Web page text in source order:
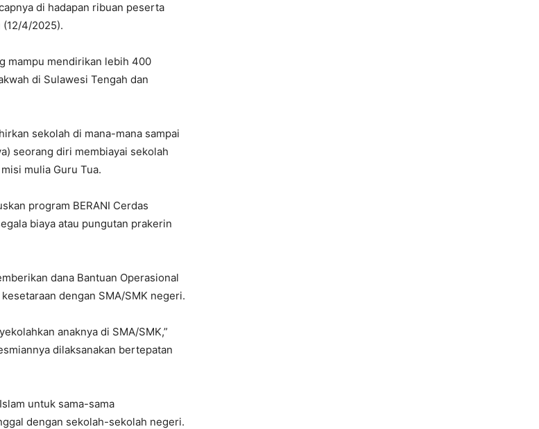
di hadapan ribuan peserta
(12/4/2025).
mampu mendirikan lebih 400
di Sulawesi Tengah dan
sekolah di mana-mana sampai
seorang diri membiayai sekolah
mulia Guru Tua.
program BERANI Cerdas
biaya atau pungutan prakerin
dana Bantuan Operasional
dengan SMA/SMK negeri.
anaknya di SMA/SMK,”
dilaksanakan bertepatan
untuk sama-sama
dengan sekolah-sekolah negeri.